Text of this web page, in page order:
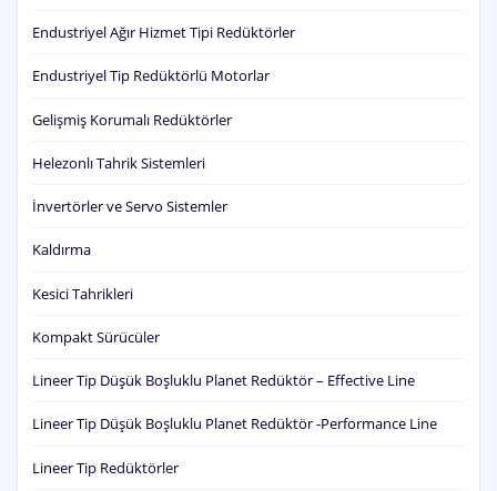
Endustriyel Ağır Hizmet Tipi Redüktörler
Endustriyel Tip Redüktörlü Motorlar
Gelişmiş Korumalı Redüktörler
Helezonlı Tahrik Sistemleri
İnvertörler ve Servo Sistemler
Kaldırma
Kesici Tahrikleri
Kompakt Sürücüler
Lineer Tip Düşük Boşluklu Planet Redüktör – Effective Line
Lineer Tip Düşük Boşluklu Planet Redüktör -Performance Line
Lineer Tip Redüktörler